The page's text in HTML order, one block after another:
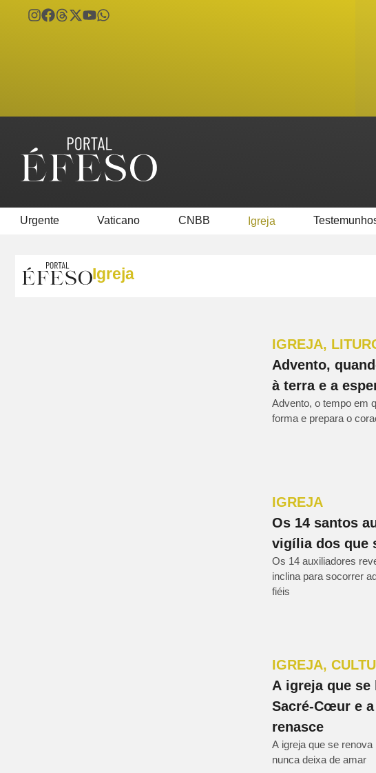
Urgente Vaticano CNBB Igreja
Igreja
IGREJA,
Advento,
à terra e a
Advento, o tempo em
forma e prepara o
IGREJA
Os 14 santos
vigília dos que
Os 14 auxiliadores
inclina para socorrer
fiéis
IGREJA,
A igreja que
Sacré-Cœur e
renasce
A igreja que se
nunca deixa de amar